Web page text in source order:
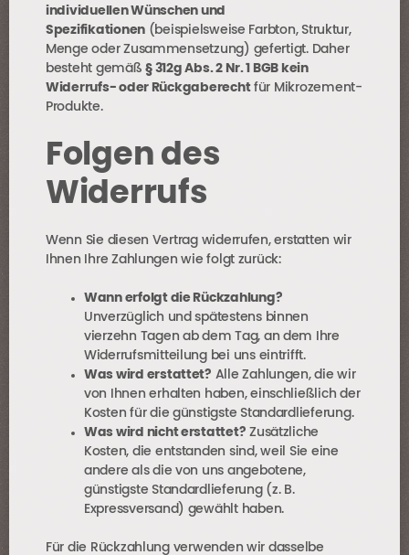
individuellen Wünschen und
Spezifikationen (beispielsweise Farbton, Struktur,
Menge oder Zusammensetzung) gefertigt. Daher
besteht gemäß§ 312g Abs. 2 Nr. 1 BGB kein
Widerrufs- oder Rückgaberechtfür Mikrozement-
Produkte.
Folgen des
Widerrufs
Wenn Sie diesen Vertrag widerrufen, erstatten wir
Ihnen Ihre Zahlungen wie folgt zurück:
Wann erfolgt die Rückzahlung?
Unverzüglich und spätestens binnen
vierzehn Tagen ab dem Tag, an dem Ihre
Widerrufsmitteilung bei uns eintrifft.
Was wird erstattet? Alle Zahlungen, die wir
von Ihnen erhalten haben, einschließlich der
Kosten für die günstigste Standardlieferung.
Was wird nicht erstattet? Zusätzliche
Kosten, die entstanden sind, weil Sie eine
andere als die von uns angebotene,
günstigste Standardlieferung (z. B.
Expressversand) gewählt haben.
Für die Rückzahlung verwenden wir dasselbe